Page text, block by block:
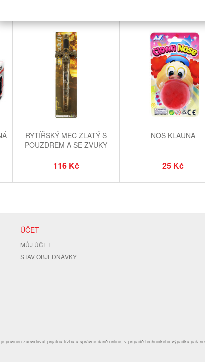
RYTÍŘSKÝ MEČ ZLATÝ S
POUZDREM A SE ZVUKY
116 Kč
NOS KLAUNA
25 Kč
ÚČET
MŮJ ÚČET
STAV OBJEDNÁVKY
zaevidovat přijatou tržbu u správce daně online; v případě technického výpadku pak